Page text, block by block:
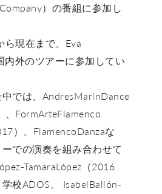
）の番組に参加し
現在まで、Eva
内外のツアーに参加してい
では、AndresMarínDance
、FormArteFlamenco
）、FlamencoDanzaな
での演奏を組み合わせて
TamaraLópez（2016
校ADOS。 IsabelBallón-